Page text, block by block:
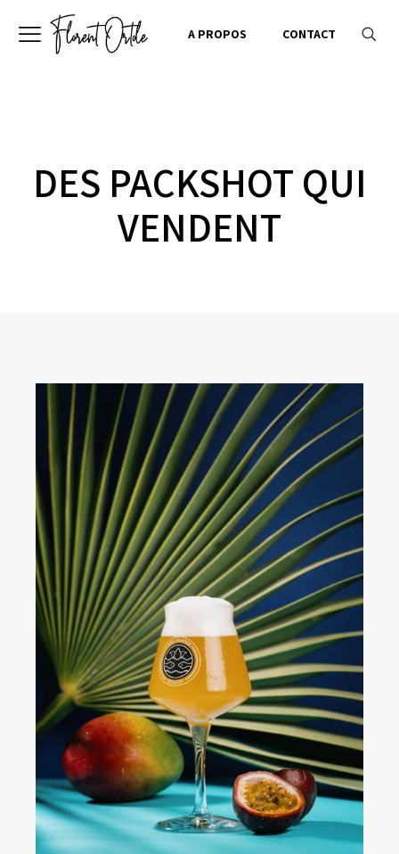
A PROPOS CONTACT
DES PACKSHOT QUI
VENDENT